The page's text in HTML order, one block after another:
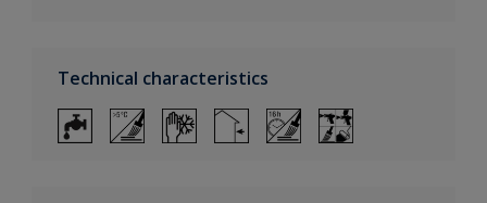
Technical characteristics